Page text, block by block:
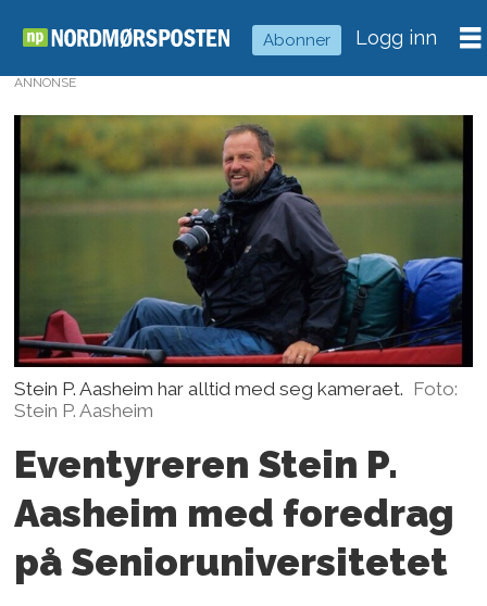
Abonner Logg inn
ANNONSE
Stein P. Aasheim har alltid med seg kameraet. Foto:
Stein P. Aasheim
Eventyreren Stein P.
Aasheim med foredrag
på Senioruniversitetet